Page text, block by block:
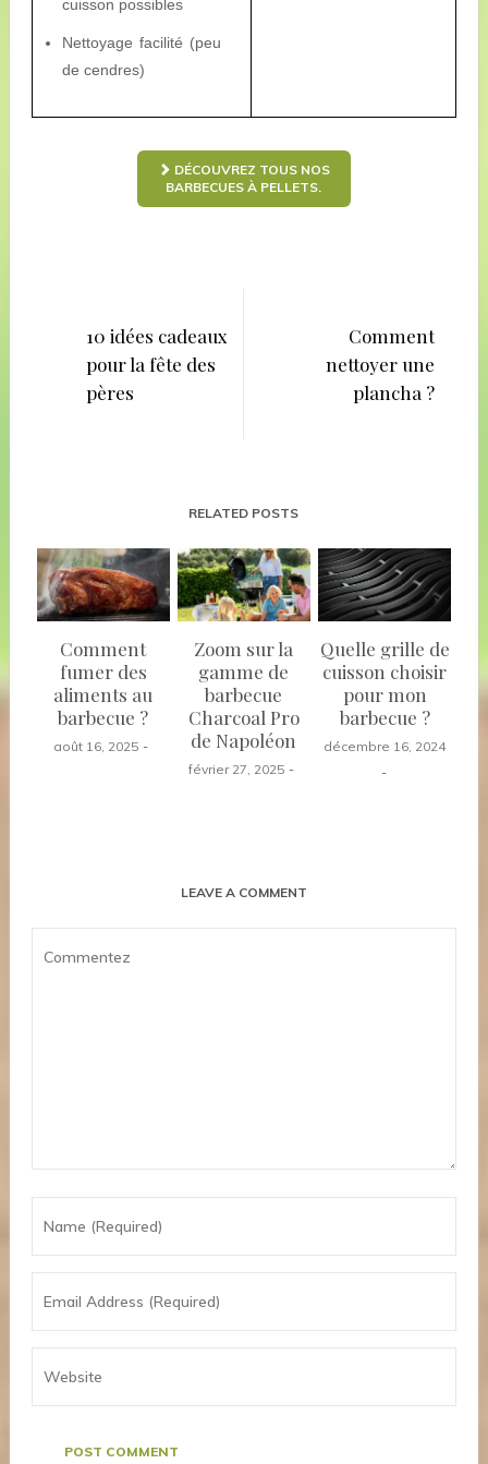
cuisson possibles
Nettoyage facilité (peu
de cendres)
DÉCOUVREZ TOUS NOS
BARBECUES À PELLETS.
l’article
10 idées cadeaux
pour la fête des
pères
Comment
nettoyer une
plancha ?
RELATED POSTS
Comment
fumer des
aliments au
barbecue ?
août 16, 2025
Zoom sur la
gamme de
barbecue
Charcoal Pro
de Napoléon
février 27, 2025
Quelle grille de
cuisson choisir
pour mon
barbecue ?
décembre 16, 2024
LEAVE A COMMENT